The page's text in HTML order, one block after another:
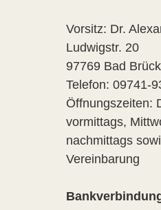
Vorsitz: Dr.
Ludwigstr. 20
97769 Bad
Telefon: 09741-
Öffnungszeiten:
vormittags,
nachmittags
Vereinbarung